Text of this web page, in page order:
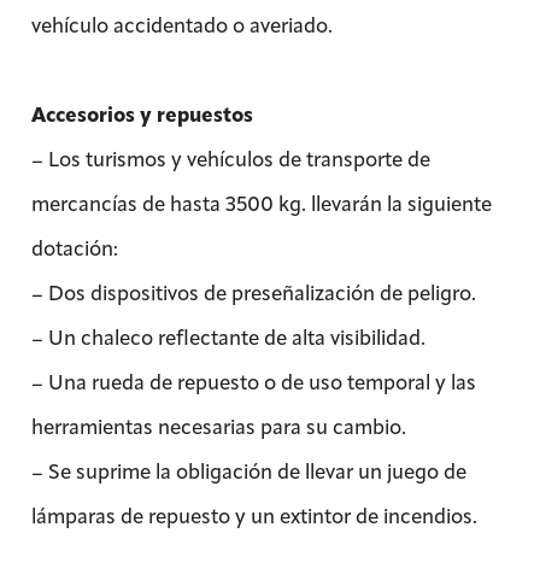
vehículo accidentado o averiado.
Accesorios y repuestos
– Los turismos y vehículos de transporte de
mercancías de hasta 3500 kg. llevarán la siguiente
dotación:
– Dos dispositivos de preseñalización de peligro.
– Un chaleco reflectante de alta visibilidad.
– Una rueda de repuesto o de uso temporal y las
herramientas necesarias para su cambio.
– Se suprime la obligación de llevar un juego de
lámparas de repuesto y un extintor de incendios.